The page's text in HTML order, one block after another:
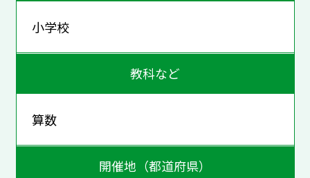
小学校
教科など
算数
開催地（都道府県）